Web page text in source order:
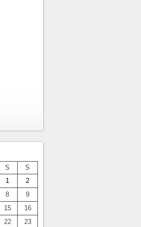
S
S
1
2
8
9
15
16
22
23